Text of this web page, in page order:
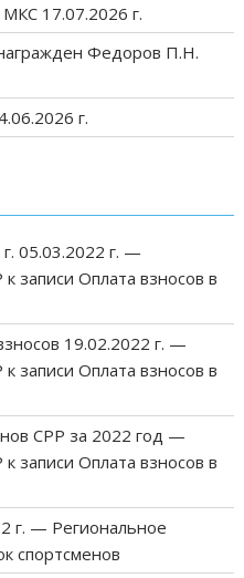
17.07.2026 г.
Федоров П.Н.
г.
05.03.2022 г. —
к записиОплата взносов в
19.02.2022 г. —
к записиОплата взносов в
СРР за 2022 год —
к записиОплата взносов в
г. — Региональное
спортсменов